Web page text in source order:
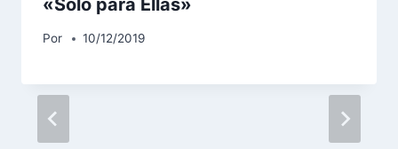
Por 10/12/2019